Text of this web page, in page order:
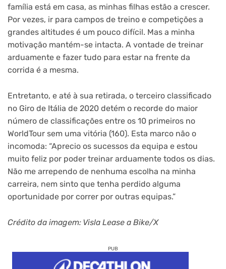
família está em casa, as minhas filhas estão a crescer.
Por vezes, ir para campos de treino e competições a
grandes altitudes é um pouco difícil. Mas a minha
motivação mantém-se intacta. A vontade de treinar
arduamente e fazer tudo para estar na frente da
corrida é a mesma.
Entretanto, e até à sua retirada, o terceiro classificado
no Giro de Itália de 2020 detém o recorde do maior
número de classificações entre os 10 primeiros no
WorldTour sem uma vitória (160). Esta marco não o
incomoda: “Aprecio os sucessos da equipa e estou
muito feliz por poder treinar arduamente todos os dias.
Não me arrependo de nenhuma escolha na minha
carreira, nem sinto que tenha perdido alguma
oportunidade por correr por outras equipas.”
Crédito da imagem: Visla Lease a Bike/X
PUB